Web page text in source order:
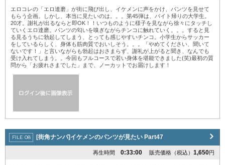
エロコレの「エロ達磨」が街に飛び出し、イケメンに声をかけ、パンツを見せて
もらう企画。しかし、本当に見たいのは。。。第45弾は、バイト帰りの大学生。
20才。謝礼が出るならと即OK！！いつものように様子を見ながら徐々にタッチし
ていくエロ達磨。パンツの匂いを嗅ぎながらチンコに触れていく。。。すると見
る見るうちに勃起してしまう、とっても感じやすいチンコ。小学生からサッカー
をしているらしく、身体も筋肉質でおいしそう。。。「やめてください、聞いて
ないです！」と言いながらも勃起はおさまらず、謝礼が上がると聞き、なんでも
受け入れてしまう。。今回もフルコースで若い身体を堪能できました(笑)最初の質
問から「お疲れさまでした」まで、ノーカットでお届けします！
[街角ナンパ]イケメンのパンツが見たい Part47
再生時間 0:33:00 販売価格（税込） 1,650円